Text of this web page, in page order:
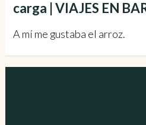
carga | VIAJES EN
A mí me gustaba el arroz.